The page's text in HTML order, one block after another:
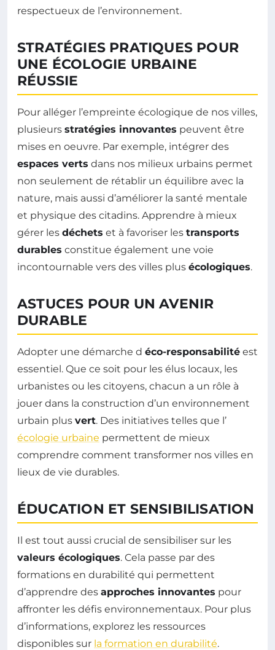
respectueux de l’environnement.
STRATÉGIES PRATIQUES POUR
UNE ÉCOLOGIE URBAINE
RÉUSSIE
Pour alléger l’empreinte écologique de nos villes,
plusieurs stratégies innovantes peuvent être
mises en oeuvre. Par exemple, intégrer des
espaces verts dans nos milieux urbains permet
non seulement de rétablir un équilibre avec la
nature, mais aussi d’améliorer la santé mentale
et physique des citadins. Apprendre à mieux
gérer les déchets et à favoriser les transports
durables constitue également une voie
incontournable vers des villes plus écologiques.
ASTUCES POUR UN AVENIR
DURABLE
Adopter une démarche d éco-responsabilité est
essentiel. Que ce soit pour les élus locaux, les
urbanistes ou les citoyens, chacun a un rôle à
jouer dans la construction d’un environnement
urbain plus vert. Des initiatives telles que l’
écologie urbaine permettent de mieux
comprendre comment transformer nos villes en
lieux de vie durables.
ÉDUCATION ET SENSIBILISATION
Il est tout aussi crucial de sensibiliser sur les
valeurs écologiques. Cela passe par des
formations en durabilité qui permettent
d’apprendre des approches innovantes pour
affronter les défis environnementaux. Pour plus
d’informations, explorez les ressources
disponibles sur la formation en durabilité.